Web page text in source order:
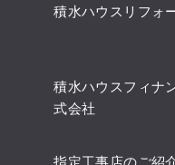
積水ハウスリフォ
積水ハウスフィナ
式会社